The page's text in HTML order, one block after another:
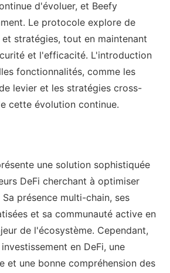
d'évoluer, et Beefy
Le protocole explore de
et stratégies, tout en maintenant
et l'efficacité. L'introduction
fonctionnalités, comme les
levier et les stratégies cross-
cette évolution continue.
une solution sophistiquée
DeFi cherchant à optimiser
présence multi-chain, ses
et sa communauté active en
de l'écosystème. Cependant,
en DeFi, une
et une bonne compréhension des